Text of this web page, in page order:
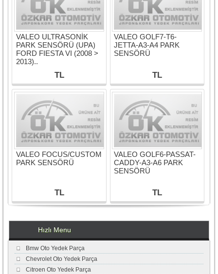
VALEO ULTRASONİK
PARK SENSÖRÜ (UPA)
FORD FIESTA VI (2008 >
2013)..
TL
VALEO GOLF7-T6-
JETTA-A3-A4 PARK
SENSÖRÜ
TL
VALEO FOCUS/CUSTOM
PARK SENSÖRÜ
TL
VALEO GOLF6-PASSAT-
CADDY-A3-A6 PARK
SENSÖRÜ
TL
Hızlı Menu
Bmw Oto Yedek Parça
Chevrolet Oto Yedek Parça
Citroen Oto Yedek Parça